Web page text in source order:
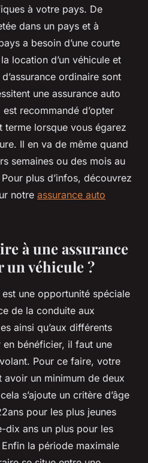
à votre pays. De
dans un pays et à
a besoin d’une courte
location d’un véhicule et
ordinaire sont
une assurance auto
recommandé d’opter
terme lorsque vous égarez
Il en va de même quand
semaines ou des mois au
plus d’infos, découvrez
notre assurance auto
à une assurance
véhicule ?
est une opportunité spéciale
de la conduite aux
ainsi qu’aux différents
bénéficier, il faut une
Pour ce faire, votre
un minimum de deux
s’ajoute un critère d’âge
pour les plus jeunes
dix ans un plus pour les
la période maximale